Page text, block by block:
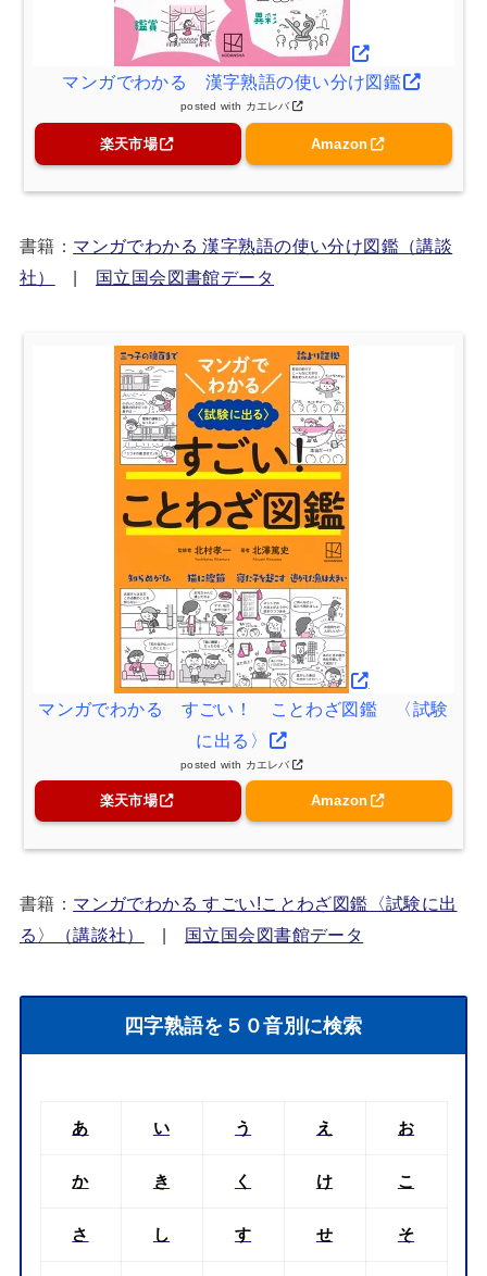
マンガでわかる 漢字熟語の使い分け図鑑
posted with カエレバ
楽天市場 Amazon
書籍： マンガでわかる 漢字熟語の使い分け図鑑（講談
社）
| 国立国会図書館データ
マンガでわかる すごい！ ことわざ図鑑 〈試験
に出る〉
posted with カエレバ
楽天市場 Amazon
書籍： マンガでわかる すごい!ことわざ図鑑〈試験に出
る〉（講談社）
| 国立国会図書館データ
四字熟語を５０音別に検索
あ い う え お
か き く け こ
さ し す せ そ